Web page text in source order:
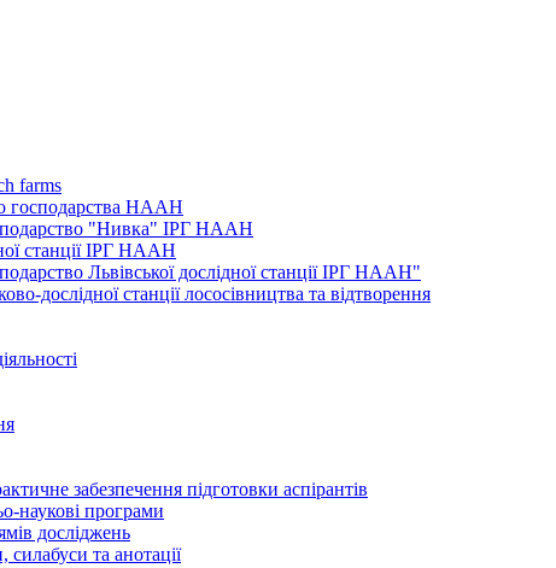
farms
господарства НААН
"Нивка" ІРГ НААН
станції ІРГ НААН
Львівської дослідної станції ІРГ НААН"
дослідної станції лососівництва та відтворення
забезпечення підготовки аспірантів
наукові програми
досліджень
та анотації